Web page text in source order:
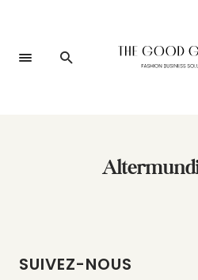
SUIVEZ-NOUS